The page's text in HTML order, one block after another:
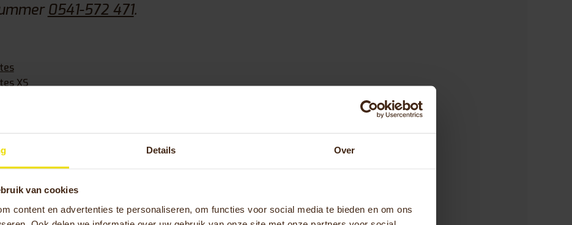
Details Over
van cookies
content en advertenties te personaliseren, om functies voor social media te bieden en om ons
0541-572 471.
XS